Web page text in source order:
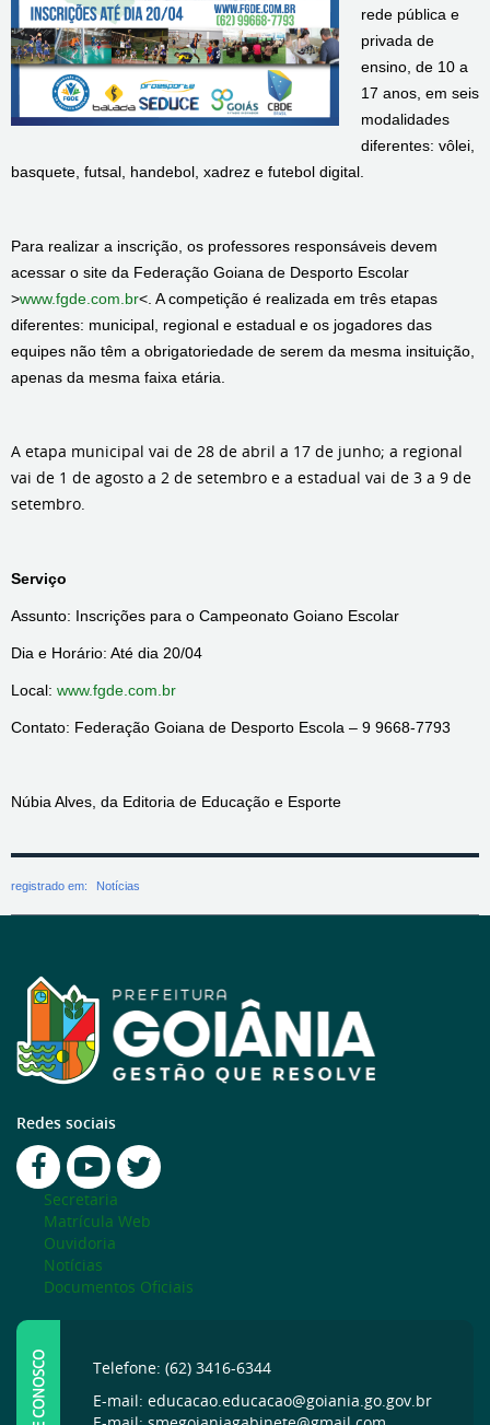
rede pública e
privada de
ensino, de 10 a
17 anos, em seis
modalidades
diferentes: vôlei,
basquete, futsal, handebol, xadrez e futebol digital.
Para realizar a inscrição, os professores responsáveis devem
acessar o site da Federação Goiana de Desporto Escolar
>www.fgde.com.br<. A competição é realizada em três etapas
diferentes: municipal, regional e estadual e os jogadores das
equipes não têm a obrigatoriedade de serem da mesma insituição,
apenas da mesma faixa etária.
A etapa municipal vai de 28 de abril a 17 de junho; a regional
vai de 1 de agosto a 2 de setembro e a estadual vai de 3 a 9 de
setembro.
Serviço
Assunto: Inscrições para o Campeonato Goiano Escolar
Dia e Horário: Até dia 20/04
Local: www.fgde.com.br
Contato: Federação Goiana de Desporto Escola – 9 9668-7793
Núbia Alves, da Editoria de Educação e Esporte
registrado em: Notícias
Redes sociais
Secretaria
Matrícula Web
Ouvidoria
Notícias
Documentos Oficiais
FALE CONOSCO
Telefone: (62) 3416-6344
E-mail: educacao.educacao@goiania.go.gov.br